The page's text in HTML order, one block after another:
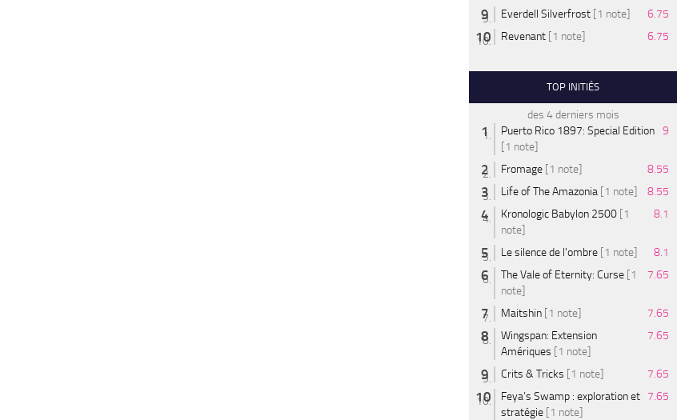
Everdell Silverfrost [1 note]
6.75
Revenant [1 note] 6.75
TOP INITIÉS
des 4 derniers mois
Puerto Rico 1897: Special Edition
[1 note]
9
Fromage [1 note]
8.55
Life of The Amazonia [1 note]
8.55
Kronologic Babylon 2500 [1
note]
8.1
Le silence de l'ombre [1 note]
8.1
The Vale of Eternity: Curse [1
note]
7.65
Maitshin [1 note]
7.65
Wingspan: Extension
Amériques [1 note]
7.65
Crits & Tricks [1 note]
7.65
Feya’s Swamp : exploration et
stratégie [1 note]
7.65